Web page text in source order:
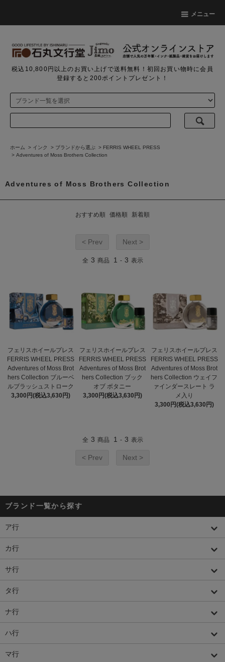
メニュー
税込10,800円以上のお買い上げで送料無料！初回お買い物時に会員
登録すると200ポイントプレゼント！
ホーム > インク > ブランドから選ぶ > FERRIS WHEEL PRESS
> Adventures of Moss Brothers Collection
Adventures of Moss Brothers Collection
おすすめ順 価格順 新着順
< Prev Next >
全 3 商品 1 - 3 表示
フェリスホイールプレス
FERRIS WHEEL PRESS
Adventures of Moss Brot
hers Collection ブルーベ
ルブラッシュストローク
3,300円(税込3,630円)
フェリスホイールプレス
FERRIS WHEEL PRESS
Adventures of Moss Brot
hers Collection ブック
オブ ボタニー
3,300円(税込3,630円)
フェリスホイールプレス
FERRIS WHEEL PRESS
Adventures of Moss Brot
hers Collection ウェイフ
ァインダースレート ラ
メ入り
3,300円(税込3,630円)
全 3 商品 1 - 3 表示
< Prev Next >
ブランド一覧から探す
ア行
カ行
サ行
タ行
ナ行
ハ行
マ行